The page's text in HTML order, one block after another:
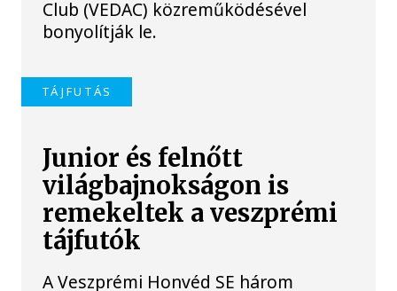
Club (VEDAC) közreműködésével
bonyolítják le.
TÁJFUTÁS
Junior és felnőtt
világbajnokságon is
remekeltek a veszprémi
tájfutók
A Veszprémi Honvéd SE három